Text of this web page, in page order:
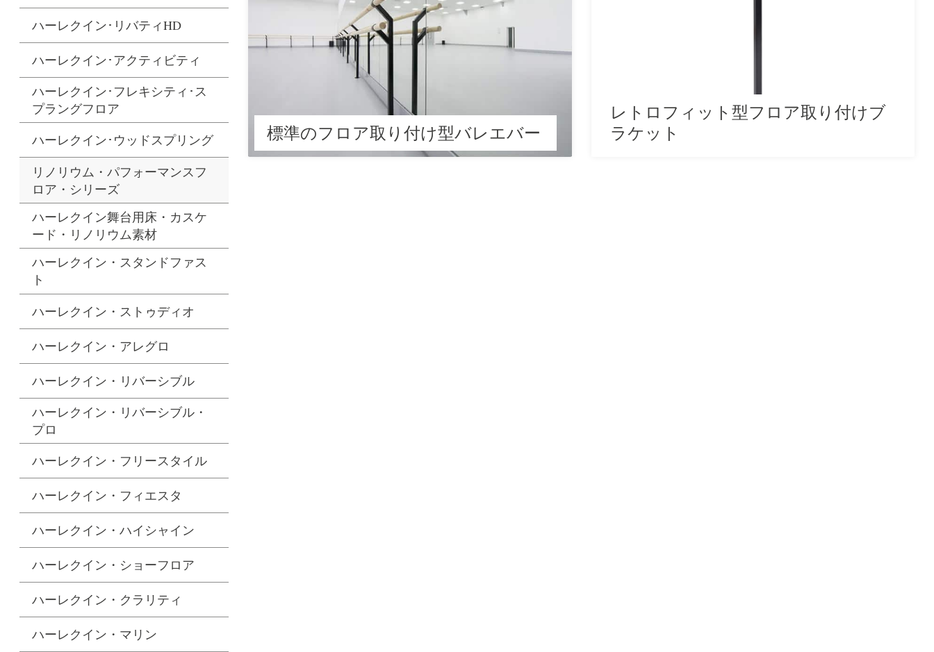
ハーレクイン･リバティHD
ハーレクイン･アクティビティ
ハーレクイン･フレキシティ･ス
プラングフロア
ハーレクイン･ウッドスプリング
リノリウム・パフォーマンスフ
ロア・シリーズ
ハーレクイン舞台用床・カスケ
ード・リノリウム素材
ハーレクイン・スタンドファス
ト
ハーレクイン・ストゥディオ
ハーレクイン・アレグロ
ハーレクイン・リバーシブル
ハーレクイン・リバーシブル・
プロ
ハーレクイン・フリースタイル
ハーレクイン・フィエスタ
ハーレクイン・ハイシャイン
ハーレクイン・ショーフロア
ハーレクイン・クラリティ
ハーレクイン・マリン
標準のフロア取り付け型バレエバー
レトロフィット型フロア取り付けブ
ラケット